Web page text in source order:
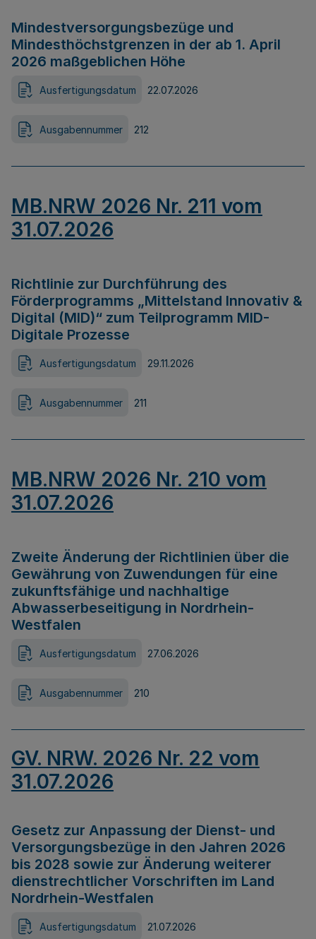
Mindestversorgungsbezüge und
Mindesthöchstgrenzen in der ab 1. April
2026 maßgeblichen Höhe
Ausfertigungsdatum 22.07.2026
Ausgabennummer 212
MB.NRW 2026 Nr. 211 vom
31.07.2026
Richtlinie zur Durchführung des
Förderprogramms „Mittelstand Innovativ &
Digital (MID)“ zum Teilprogramm MID-
Digitale Prozesse
Ausfertigungsdatum 29.11.2026
Ausgabennummer 211
MB.NRW 2026 Nr. 210 vom
31.07.2026
Zweite Änderung der Richtlinien über die
Gewährung von Zuwendungen für eine
zukunftsfähige und nachhaltige
Abwasserbeseitigung in Nordrhein-
Westfalen
Ausfertigungsdatum 27.06.2026
Ausgabennummer 210
GV. NRW. 2026 Nr. 22 vom
31.07.2026
Gesetz zur Anpassung der Dienst- und
Versorgungsbezüge in den Jahren 2026
bis 2028 sowie zur Änderung weiterer
dienstrechtlicher Vorschriften im Land
Nordrhein-Westfalen
Ausfertigungsdatum 21.07.2026